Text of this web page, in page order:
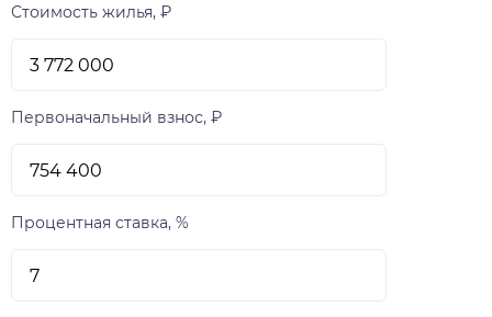
Стоимость жилья, ₽
Первоначальный взнос, ₽
Процентная ставка, %